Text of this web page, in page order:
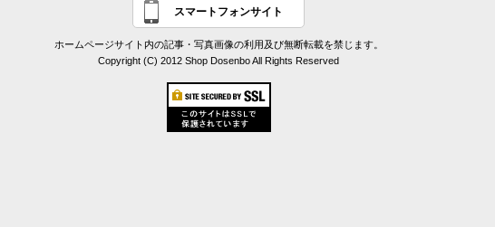
スマートフォンサイト
ホームページサイト内の記事・写真画像の利用及び無断転載を禁じます。
Copyright (C) 2012 Shop Dosenbo All Rights Reserved